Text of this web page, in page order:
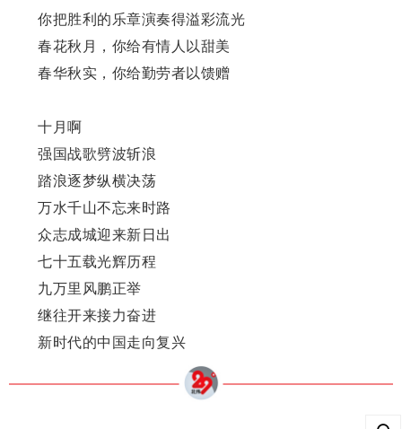
你把胜利的乐章演奏得溢彩流光
春花秋月，你给有情人以甜美
春华秋实，你给勤劳者以馈赠
十月啊
强国战歌劈波斩浪
踏浪逐梦纵横决荡
万水千山不忘来时路
众志成城迎来新日出
七十五载光辉历程
九万里风鹏正举
继往开来接力奋进
新时代的中国走向复兴